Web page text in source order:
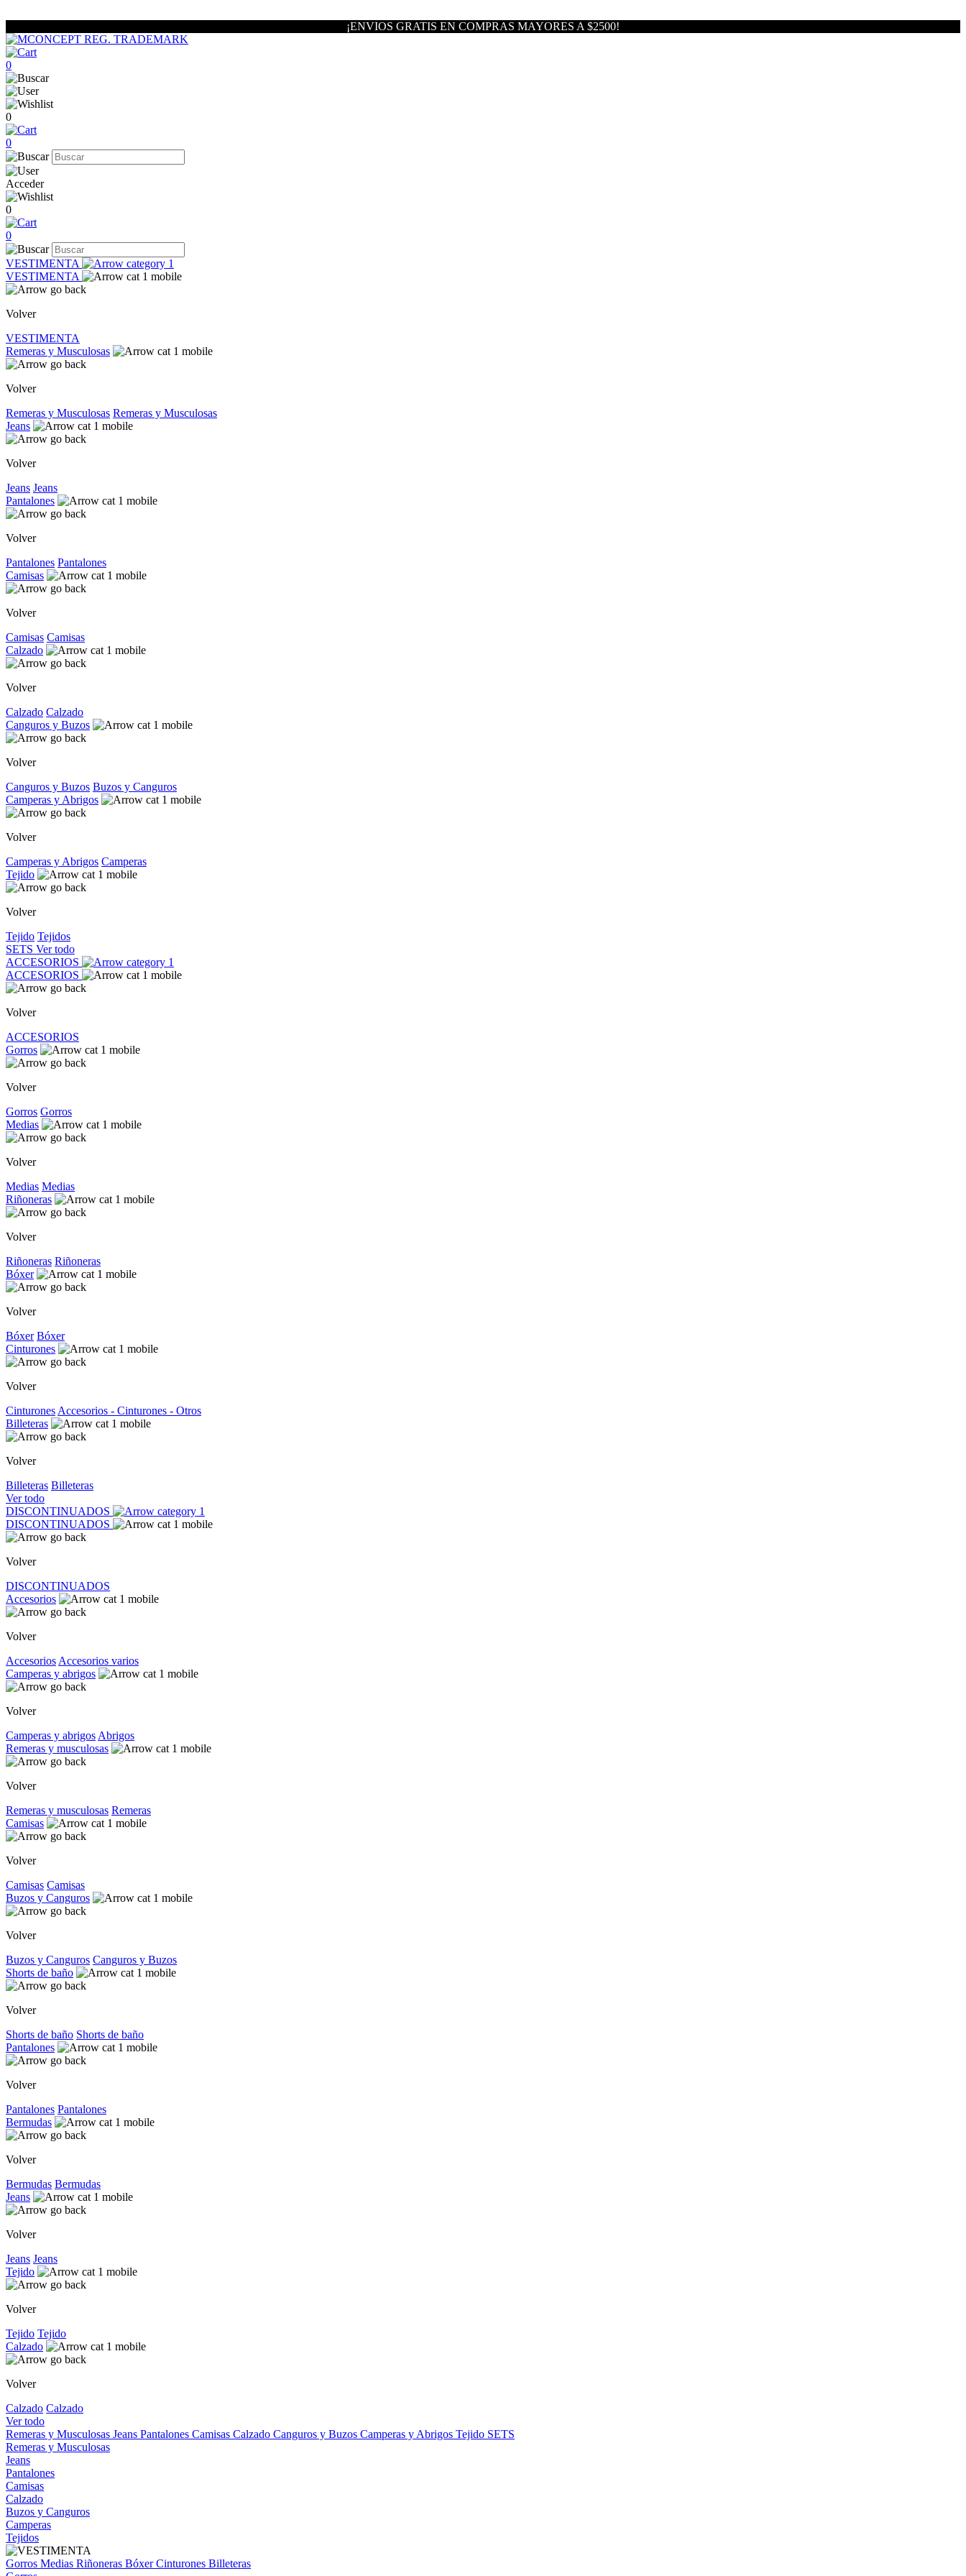
¡ENVIOS GRATIS EN COMPRAS MAYORES A $2500!
0
0
0
Acceder
0
0
VESTIMENTA
VESTIMENTA
Volver
VESTIMENTA
Remeras y Musculosas
Volver
Remeras y Musculosas Remeras y Musculosas
Jeans
Volver
Jeans Jeans
Pantalones
Volver
Pantalones Pantalones
Camisas
Volver
Camisas Camisas
Calzado
Volver
Calzado Calzado
Canguros y Buzos
Volver
Canguros y Buzos Buzos y Canguros
Camperas y Abrigos
Volver
Camperas y Abrigos Camperas
Tejido
Volver
Tejido Tejidos
SETS Ver todo
ACCESORIOS
ACCESORIOS
Volver
ACCESORIOS
Gorros
Volver
Gorros Gorros
Medias
Volver
Medias Medias
Riñoneras
Volver
Riñoneras Riñoneras
Bóxer
Volver
Bóxer Bóxer
Cinturones
Volver
Cinturones Accesorios - Cinturones - Otros
Billeteras
Volver
Billeteras Billeteras
Ver todo
DISCONTINUADOS
DISCONTINUADOS
Volver
DISCONTINUADOS
Accesorios
Volver
Accesorios Accesorios varios
Camperas y abrigos
Volver
Camperas y abrigos Abrigos
Remeras y musculosas
Volver
Remeras y musculosas Remeras
Camisas
Volver
Camisas Camisas
Buzos y Canguros
Volver
Buzos y Canguros Canguros y Buzos
Shorts de baño
Volver
Shorts de baño Shorts de baño
Pantalones
Volver
Pantalones Pantalones
Bermudas
Volver
Bermudas Bermudas
Jeans
Volver
Jeans Jeans
Tejido
Volver
Tejido Tejido
Calzado
Volver
Calzado Calzado
Ver todo
Remeras y Musculosas Jeans Pantalones Camisas Calzado Canguros y Buzos Camperas y Abrigos Tejido SETS
Remeras y Musculosas
Jeans
Pantalones
Camisas
Calzado
Buzos y Canguros
Camperas
Tejidos
Gorros Medias Riñoneras BóxerCinturones Billeteras